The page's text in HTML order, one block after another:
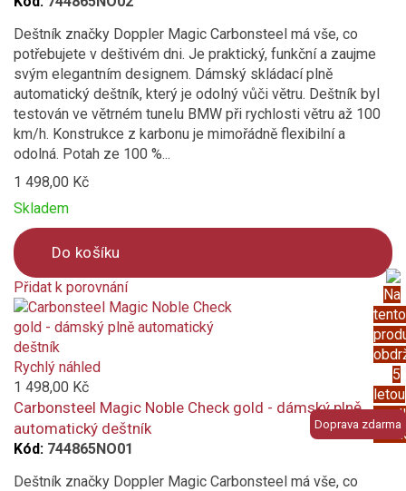
Na
tento
5
letou
Deštník značky Doppler Magic Carbonsteel má vše, co
potřebujete v deštivém dni. Je praktický, funkční a zaujme
svým elegantním designem. Dámský skládací plně
automatický deštník, který je odolný vůči větru. Deštník byl
testován ve větrném tunelu BMW při rychlosti větru až 100
km/h. Konstrukce z karbonu je mimořádně flexibilní a
odolná. Potah ze 100 %...
1 498,00 Kč
Skladem
Do košíku
Přidat k porovnání
Product
is
added
to
compare
Doprava zdarma
Rychlý náhled
1 498,00 Kč
Carbonsteel Magic Noble Check gold - dámský plně
automatický deštník
Kód: 744865NO01
Deštník značky Doppler Magic Carbonsteel má vše, co